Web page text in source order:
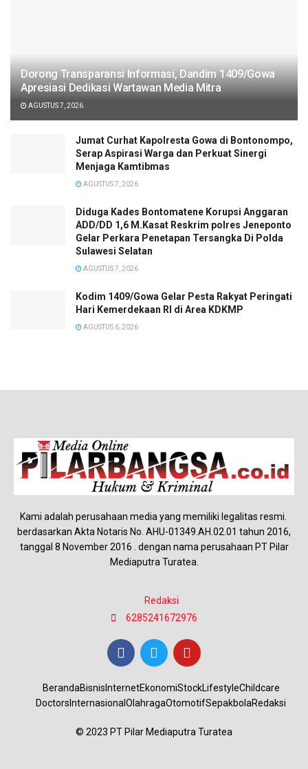
Dorong Transparansi Informasi, Dandim 1409/Gowa
Apresiasi Dedikasi Wartawan Media Mitra
AGUSTUS 7, 2026
Jumat Curhat Kapolresta Gowa di Bontonompo,
Serap Aspirasi Warga dan Perkuat Sinergi
Menjaga Kamtibmas
AGUSTUS 7, 2026
Diduga Kades Bontomatene Korupsi Anggaran
ADD/DD 1,6 M.Kasat Reskrim polres Jeneponto
Gelar Perkara Penetapan Tersangka Di Polda
Sulawesi Selatan
AGUSTUS 7, 2026
Kodim 1409/Gowa Gelar Pesta Rakyat Peringati
Hari Kemerdekaan RI di Area KDKMP
AGUSTUS 6, 2026
Kami adalah perusahaan media yang memiliki legalitas resmi.
berdasarkan Akta Notaris No. AHU-01349.AH.02.01 tahun 2016,
tanggal 8 November 2016 . dengan nama perusahaan PT Pilar
Mediaputra Turatea.
Redaksi
6285241672976
BerandaBisnis InternetEkonomiStockLifestyleChildcare
Doctors Internasional OlahragaOtomotifSepakbolaRedaksi
© 2023 PT Pilar Mediaputra Turatea